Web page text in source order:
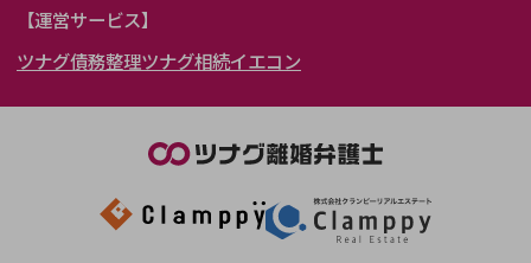
秋田県
福島県
埼玉県
茨城県 群馬県
愛知県
岐阜県 山梨県
関西
大阪府 京都府
奈良県
和歌山県
北陸・甲信越
石川県
富山県
岡山県
九州・沖縄
不貞・不倫慰謝料請求
養育費問題
財産分与
【運営サービス】
ツナグ債務整理ツナグ相続イエコン